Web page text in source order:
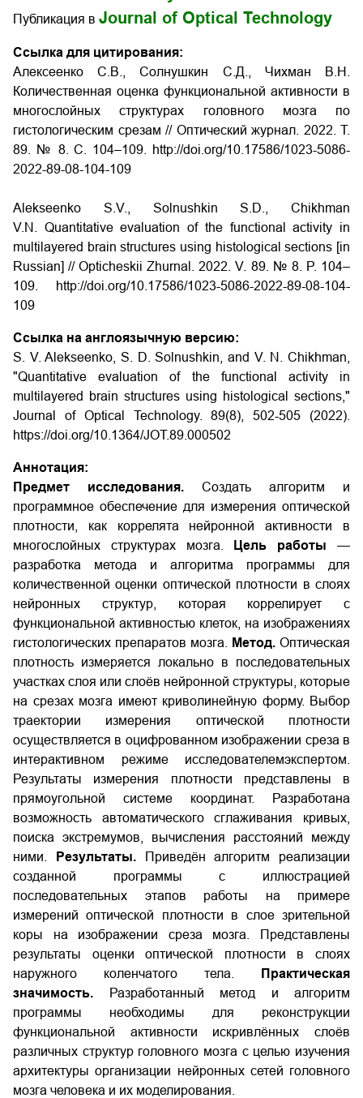
Публикация в Journal of Optical Technology
Ссылка для цитирования:
Алексеенко С.В., Солнушкин С.Д., Чихман В.Н.
Количественная оценка функциональной активности в
многослойных структурах головного мозга по
гистологическим срезам // Оптический журнал. 2022. Т.
89. № 8. С. 104–109. http://doi.org/10.17586/1023-5086-
2022-89-08-104-109
Alekseenko S.V., Solnushkin S.D., Chikhman
V.N. Quantitative evaluation of the functional activity in
multilayered brain structures using histological sections [in
Russian] // Opticheskii Zhurnal. 2022. V. 89. № 8. P. 104–
109. http://doi.org/10.17586/1023-5086-2022-89-08-104-
109
Ссылка на англоязычную версию:
S. V. Alekseenko, S. D. Solnushkin, and V. N. Chikhman,
"Quantitative evaluation of the functional activity in
multilayered brain structures using histological sections,"
Journal of Optical Technology. 89(8), 502-505 (2022).
https://doi.org/10.1364/JOT.89.000502
Аннотация:
Предмет исследования. Создать алгоритм и
программное обеспечение для измерения оптической
плотности, как коррелята нейронной активности в
многослойных структурах мозга.
Цель работы —
разработка метода и алгоритма программы для
количественной оценки оптической плотности в слоях
нейронных структур, которая коррелирует с
функциональной активностью клеток, на изображениях
гистологических препаратов мозга.
Метод. Оптическая
плотность измеряется локально в последовательных
участках слоя или слоёв нейронной структуры, которые
на срезах мозга имеют криволинейную форму. Выбор
траектории измерения оптической плотности
осуществляется в оцифрованном изображении среза в
интерактивном режиме исследователемэкспертом.
Результаты измерения плотности представлены в
прямоугольной системе координат. Разработана
возможность автоматического сглаживания кривых,
поиска экстремумов, вычисления расстояний между
ними.
Результаты.Приведён алгоритм реализации
созданной программы с иллюстрацией
последовательных этапов работы на примере
измерений оптической плотности в слое зрительной
коры на изображении среза мозга. Представлены
результаты оценки оптической плотности в слоях
наружного коленчатого тела.
Практическая
значимость. Разработанный метод и алгоритм
программы необходимы для реконструкции
функциональной активности искривлённых слоёв
различных структур головного мозга с целью изучения
архитектуры организации нейронных сетей головного
мозга человека и их моделирования.